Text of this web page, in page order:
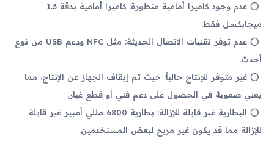
عدم وجود كاميرا أمامية متطورة: كاميرا أمامية بدقة 1.3
ميجابكسل فقط.
عدم توفر تقنيات الاتصال الحديثة: مثل NFC ودعم USB من نوع
أحدث.
غير متوفر للإنتاج حالياً: حيث تم إيقاف الجهاز عن الإنتاج، مما
يعني صعوبة في الحصول على دعم فني أو قطع غيار.
البطارية غير قابلة للإزالة: بطارية 6800 مللي أمبير غير قابلة
للإزالة مما قد يكون غير مريح لبعض المستخدمين.